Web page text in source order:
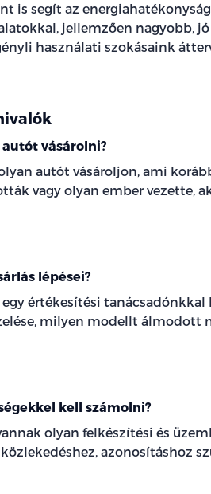
is segít az
jellemzően nagyobb,
használati szokásaink
vásárolni?
autót vásároljon, ami
vagy olyan ember vezette,
lépései?
egy értékesítési
milyen modellt álmodott
kell számolni?
olyan felkészítési és
azonosításhoz